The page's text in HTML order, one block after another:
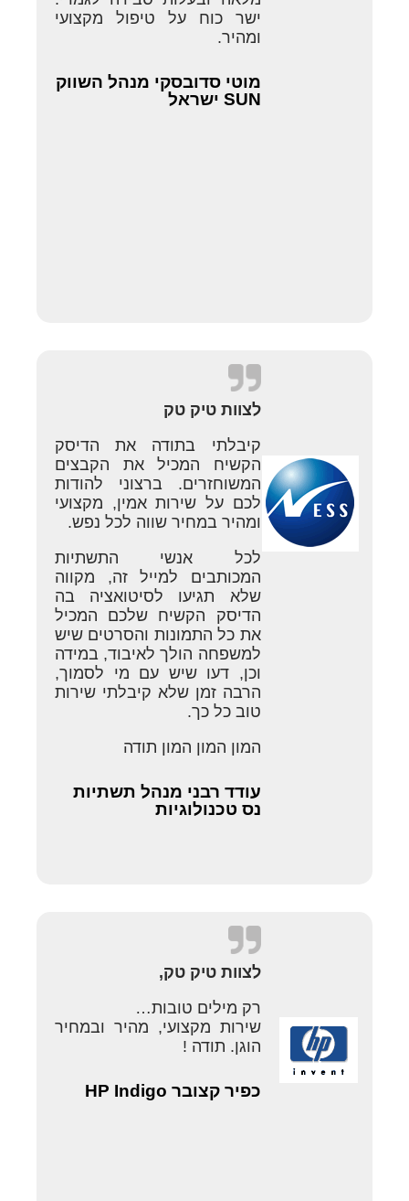
ישר כוח על טיפול מקצועי
ומהיר.
מוטי סדובסקי מנהל השווק
SUN ישראל
לצוות טיק טק
קיבלתי בתודה את הדיסק
הקשיח המכיל את הקבצים
המשוחזרים. ברצוני להודות
לכם על שירות אמין, מקצועי
ומהיר במחיר שווה לכל נפש.
לכל אנשי התשתיות
המכותבים למייל זה, מקווה
שלא תגיעו לסיטואציה בה
הדיסק הקשיח שלכם המכיל
את כל התמונות והסרטים שיש
למשפחה הולך לאיבוד, במידה
וכן, דעו שיש עם מי לסמוך,
הרבה זמן שלא קיבלתי שירות
טוב כל כך.
המון המון המון תודה
עודד רבני מנהל תשתיות
נס טכנולוגיות
לצוות טיק טק,
רק מילים טובות…
שירות מקצועי, מהיר ובמחיר
הוגן. תודה !
כפיר קצובר HP Indigo